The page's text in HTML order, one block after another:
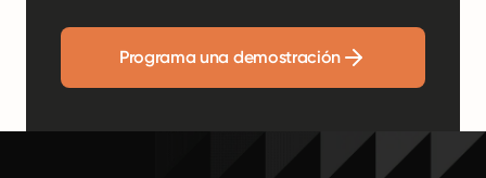
Programa una demostración